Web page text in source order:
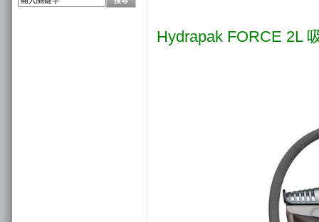
Hydrapak FORCE 2L